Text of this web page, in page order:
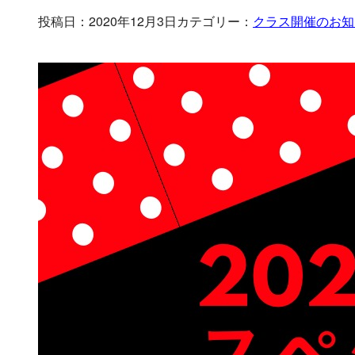
投稿日：2020年12月3日カテゴリー： クラス開催のお